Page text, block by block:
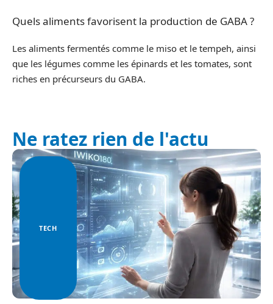
Quels aliments favorisent la production de GABA ?
Les aliments fermentés comme le miso et le tempeh, ainsi
que les légumes comme les épinards et les tomates, sont
riches en précurseurs du GABA.
Ne ratez rien de l'actu
TECH